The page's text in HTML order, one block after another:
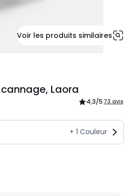
Voir les produits similaires
Laora
4,3/5 73 avis
+ 1 Couleur